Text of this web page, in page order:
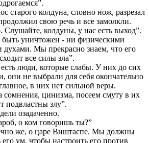
старого колдуна, словно нож, разрезал
свою речь и все замолкли.
Слушайте, колдуны, у нас есть выход”.
быть уничтожен - ни физическими
духами. Мы прекрасно знаем, что его
все силы зла”.
люди, которые слабы. У них до сих
они не выбрали для себя окончательно
в них нет сильной веры.
сомнения, цинизма, посеем смуту в их
подвластны злу”.
озадаченно.
о ком говоришь ты?”
же, о царе Виштаспе. Мы должны
ум, чтобы настроить его против